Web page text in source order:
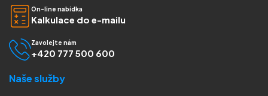
On-line nabídka
Kalkulace do e-mailu
Zavolejte nám
+420 777 500 600
Naše služby